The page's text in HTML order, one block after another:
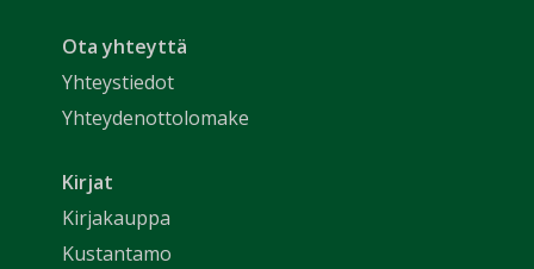
Ota yhteyttä
Yhteystiedot
Yhteydenottolomake
Kirjat
Kirjakauppa
Kustantamo